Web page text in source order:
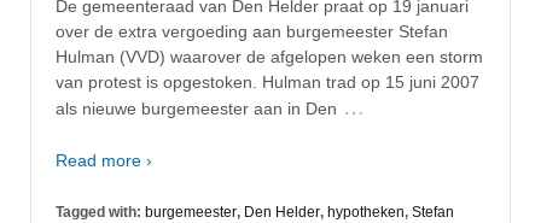
De gemeenteraad van Den Helder praat op 19 januari
over de extra vergoeding aan burgemeester Stefan
Hulman (VVD) waarover de afgelopen weken een storm
van protest is opgestoken. Hulman trad op 15 juni 2007
als nieuwe burgemeester aan in Den …
Read more ›
Tagged with: burgemeester, Den Helder, hypotheken, Stefan